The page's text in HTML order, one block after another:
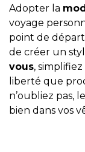
Adopter la
voyage
point de départ,
de créer un
vous,
liberté que
n’oubliez pas,
bien dans vos